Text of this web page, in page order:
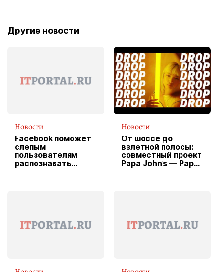
Другие новости
Новости
Facebook поможет
слепым
пользователям
распознавать
Новости
От шоссе до
взлетной полосы:
совместный проект
Papa John’s — Papa
вводит